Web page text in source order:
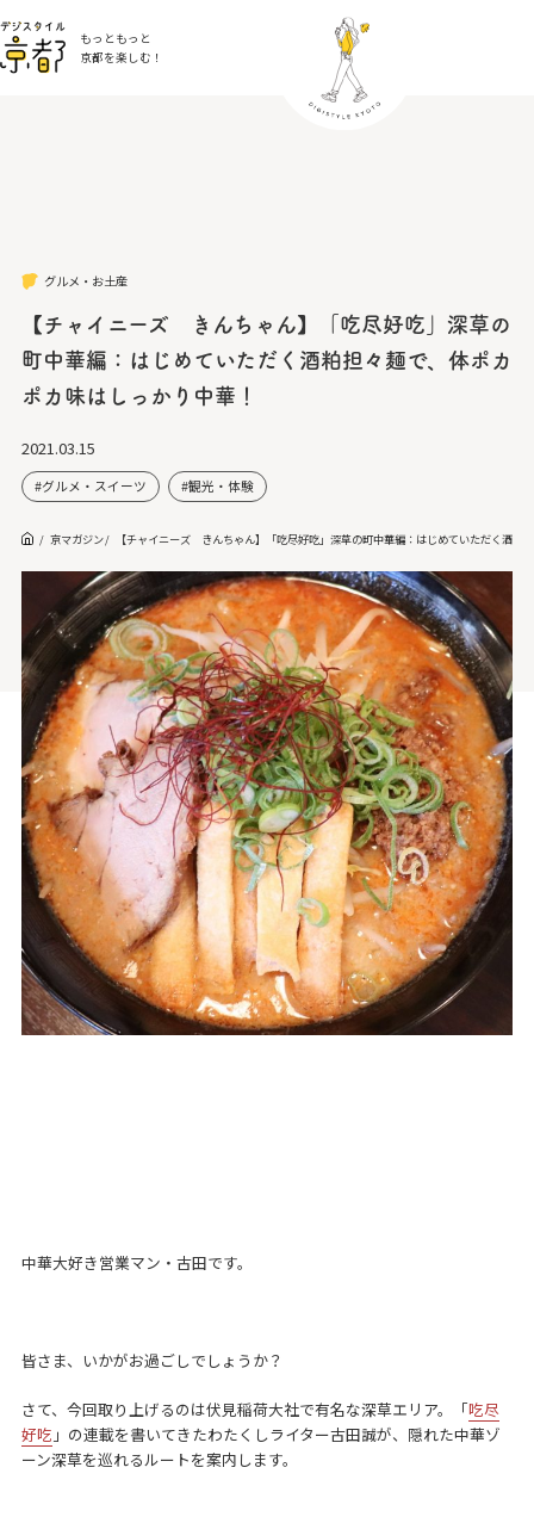
もっともっと
京都を楽しむ！
グルメ・お土産
【チャイニーズ きんちゃん】「吃尽好吃」深草の
町中華編：はじめていただく酒粕担々麺で、体ポカ
ポカ味はしっかり中華！
2021.03.15
グルメ・スイーツ 観光・体験
京マガジン 【チャイニーズ きんちゃん】「吃尽好吃」深草の町中華編：はじめていただく酒粕
中華大好き営業マン・古田です。
皆さま、いかがお過ごしでしょうか？
さて、今回取り上げるのは伏見稲荷大社で有名な深草エリア。「吃尽
好吃 」の連載を書いてきたわたくしライター古田誠が、隠れた中華ゾ
ーン深草を巡れるルートを案内します。